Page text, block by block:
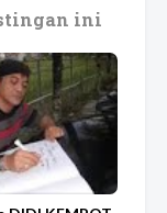
ini